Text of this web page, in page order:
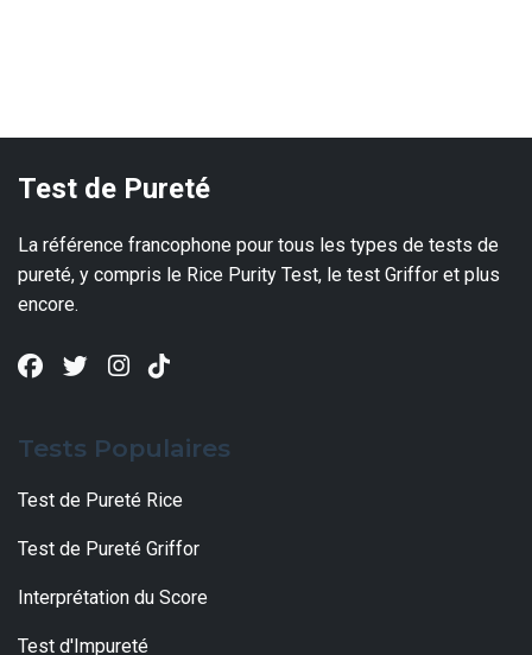
Test de Pureté
La référence francophone pour tous les types de tests de
pureté, y compris le Rice Purity Test, le test Griffor et plus
encore.
Tests Populaires
Test de Pureté Rice
Test de Pureté Griffor
Interprétation du Score
Test d'Impureté